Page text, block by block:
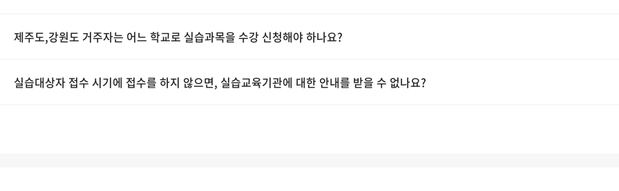
제주도,강원도 거주자는 어느 학교로 실습과목을 수강 신청해야 하나요?
실습대상자 접수 시기에 접수를 하지 않으면, 실습교육기관에 대한 안내를 받을 수 없나요?